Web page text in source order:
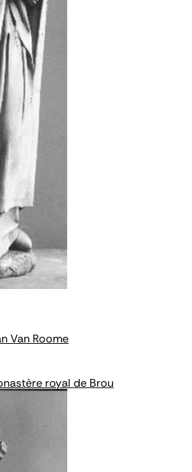
Van Roome
royal de Brou